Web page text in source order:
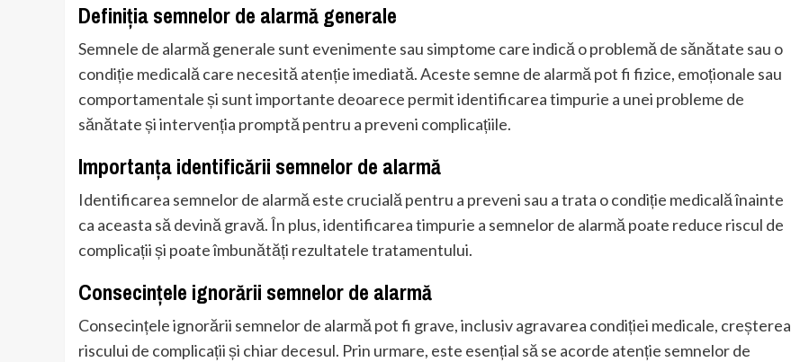
Definiția semnelor de alarmă generale
Semnele de alarmă generale sunt evenimente sau simptome care indică o problemă de sănătate sau o
condiție medicală care necesită atenție imediată. Aceste semne de alarmă pot fi fizice, emoționale sau
comportamentale și sunt importante deoarece permit identificarea timpurie a unei probleme de
sănătate și intervenția promptă pentru a preveni complicațiile.
Importanța identificării semnelor de alarmă
Identificarea semnelor de alarmă este crucială pentru a preveni sau a trata o condiție medicală înainte
ca aceasta să devină gravă. În plus, identificarea timpurie a semnelor de alarmă poate reduce riscul de
complicații și poate îmbunătăți rezultatele tratamentului.
Consecințele ignorării semnelor de alarmă
Consecințele ignorării semnelor de alarmă pot fi grave, inclusiv agravarea condiției medicale, creșterea
riscului de complicații și chiar decesul. Prin urmare, este esențial să se acorde atenție semnelor de